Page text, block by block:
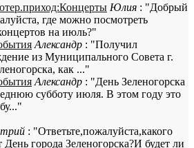
Юлия : "Добрый
где можно посмотреть
на июль?"
Александр : "Получил
из Муниципального Совета г.
как ..."
Александр : "День Зеленогорска
субботу июля. В этом году это
: "Ответьте,пожалуйста,какого
День города Зеленогорска?И будет ли